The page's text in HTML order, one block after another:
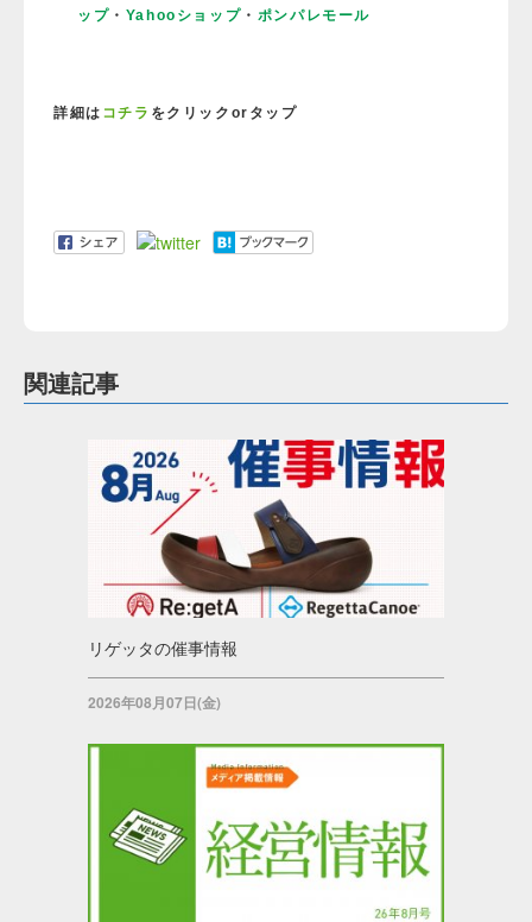
ップ ・ Yahooショップ ・ ポンパレモール
詳細は コチラ をクリックorタップ
関連記事
リゲッタの催事情報
2026年08月07日(金)